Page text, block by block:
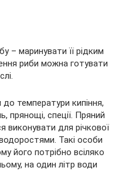
– маринувати її рідким
риби можна готувати
до температури кипіння,
прянощі, спеції. Пряний
виконувати для річкової
Такі особи
його потрібно всіляко
на один літр води